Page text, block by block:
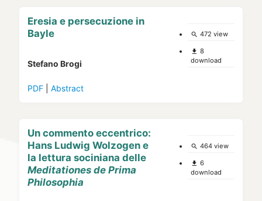
Eresia e persecuzione in
Bayle
Stefano Brogi
PDF| Abstract
search 472 view
file_download 8
download
Un commento eccentrico:
Hans Ludwig Wolzogen e
la lettura sociniana delle
Meditationes de Prima
Philosophia
search 464 view
file_download 6
download